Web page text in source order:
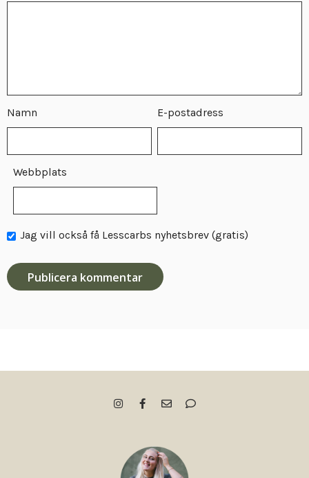
Namn E-postadress
Webbplats
Jag vill också få Lesscarbs nyhetsbrev (gratis)